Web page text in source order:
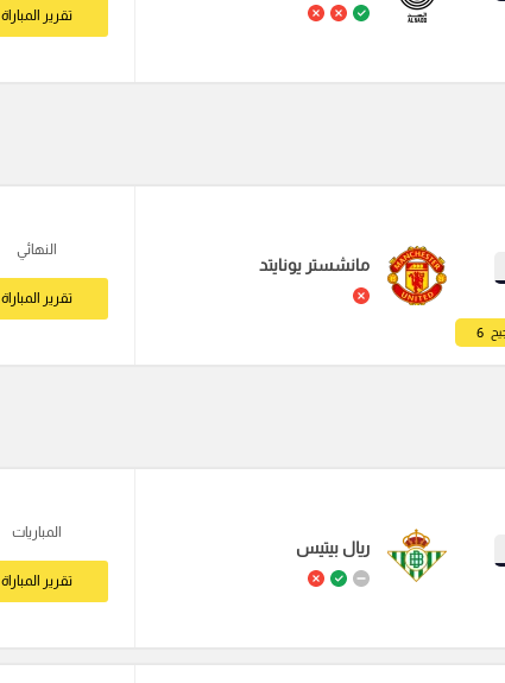
تقرير المباراة
6
مانشستر يونايتد
النهائي
تقرير المباراة
ريال بيتيس
المباريات
تقرير المباراة